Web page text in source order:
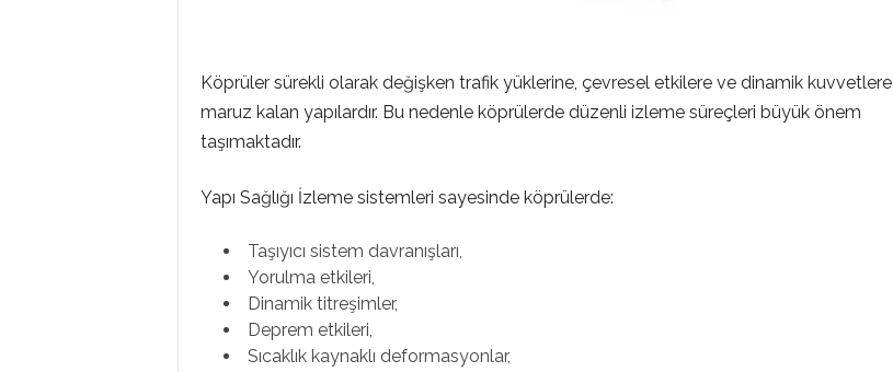
Köprüler sürekli olarak değişken trafik yüklerine, çevresel etkilere ve dinamik kuvvetlere
maruz kalan yapılardır. Bu nedenle köprülerde düzenli izleme süreçleri büyük önem
taşımaktadır.
Yapı Sağlığı İzleme sistemleri sayesinde köprülerde:
Taşıyıcı sistem davranışları,
Yorulma etkileri,
Dinamik titreşimler,
Deprem etkileri,
Sıcaklık kaynaklı deformasyonlar,